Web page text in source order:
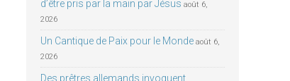
d’être pris par la main par Jésus août 6,
2026
Un Cantique de Paix pour le Monde août 6,
2026
Des prêtres allemands invoquent